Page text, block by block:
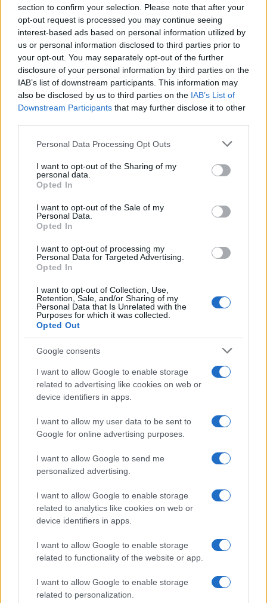
section to confirm your selection. Please note that after your
opt-out request is processed you may continue seeing
interest-based ads based on personal information utilized by
us or personal information disclosed to third parties prior to
your opt-out. You may separately opt-out of the further
disclosure of your personal information by third parties on the
IAB’s list of downstream participants. This information may
also be disclosed by us to third parties on the IAB’s List of
Downstream Participants that may further disclose it to other
Please note that this website/app uses one or more Google
not limited to your visit or usage behaviour. You may click to
grant or deny consent to Google and its third-party tags to
use your data for below specified purposes in below Google
consent section.
Personal Data Processing Opt Outs
I want to opt-out of the Sharing of my
personal data.
Opted In
I want to opt-out of the Sale of my
Personal Data.
Opted In
I want to opt-out of processing my
Personal Data for Targeted Advertising.
Opted In
I want to opt-out of Collection, Use,
Retention, Sale, and/or Sharing of my
Personal Data that Is Unrelated with the
Purposes for which it was collected.
Opted Out
Google consents
I want to allow Google to enable storage
related to advertising like cookies on web or
device identifiers in apps.
I want to allow my user data to be sent to
Google for online advertising purposes.
I want to allow Google to send me
personalized advertising.
I want to allow Google to enable storage
related to analytics like cookies on web or
device identifiers in apps.
I want to allow Google to enable storage
related to functionality of the website or app.
I want to allow Google to enable storage
related to personalization.
Otras excepciones incluyen las actividades
directamente relacionadas con la organización y
coordinación de los eventos del Mundial, así como
las funciones indispensables para la operación de
programas sociales y trámites prioritarios que no
puedan realizarse de manera remota.
Impacto en el sector educativo
El decreto también contempla la
suspensión de
clasesel 11 de junio de 2026 en escuelas públicas
y privadas de todos los niveles educativos en la
Ciudad de México. Esta medida incluye desde
reducir la movilidad urbana y facilitar las
condiciones de seguridad durante los eventos
vinculados con la inauguración del torneo.
La administración federal argumentó que estas
constitucional a la movilidad y en las facultades del